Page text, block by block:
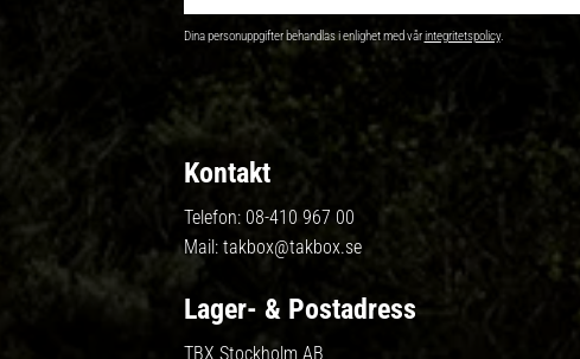
Dina personuppgifter behandlas i enlighet med vårintegritetspolicy.
Kontakt
Telefon: 08-410 967 00
Mail: takbox@takbox.se
Lager- & Postadress
TBX Stockholm AB